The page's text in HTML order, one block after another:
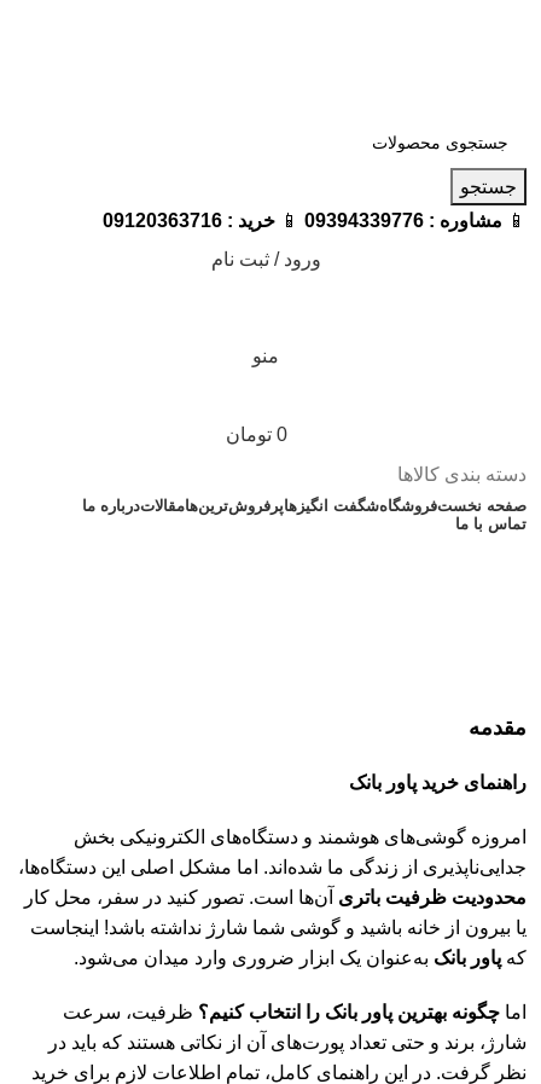
جستجو
📱 مشاوره : 09394339776
📱 خرید : 09120363716
ورود / ثبت نام
منو
0 تومان
دسته بندی کالاها
صفحه نخستفروشگاهشگفت انگیزهاپرفروش‌ترین‌هامقالاتدرباره ما
تماس با ما
مقدمه
راهنمای خرید پاور بانک
امروزه گوشی‌های هوشمند و دستگاه‌های الکترونیکی بخش
جدایی‌ناپذیری از زندگی ما شده‌اند. اما مشکل اصلی این دستگاه‌ها،
محدودیت ظرفیت باتری آن‌ها است. تصور کنید در سفر، محل کار
یا بیرون از خانه باشید و گوشی شما شارژ نداشته باشد! اینجاست
که پاور بانک به‌عنوان یک ابزار ضروری وارد میدان می‌شود.
اما چگونه بهترین پاور بانک را انتخاب کنیم؟ ظرفیت، سرعت
شارژ، برند و حتی تعداد پورت‌های آن از نکاتی هستند که باید در
نظر گرفت. در این راهنمای کامل، تمام اطلاعات لازم برای خرید